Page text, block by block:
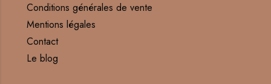
Conditions générales de vente
Mentions légales
Contact
Le blog